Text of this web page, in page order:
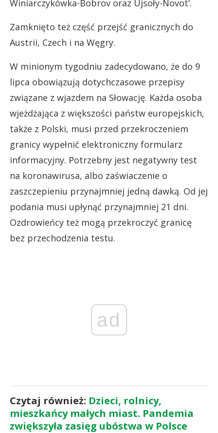
Winiarczykówka-Bobrov oraz Ujsoły-Novot’.
Zamknięto też część przejść granicznych do
Austrii, Czech i na Węgry.
W minionym tygodniu zadecydowano, że do 9
lipca obowiązują dotychczasowe przepisy
związane z wjazdem na Słowację. Każda osoba
wjeżdżająca z większości państw europejskich,
także z Polski, musi przed przekroczeniem
granicy wypełnić elektroniczny formularz
informacyjny. Potrzebny jest negatywny test
na koronawirusa, albo zaświaczenie o
zaszczepieniu przynajmniej jedną dawką. Od jej
podania musi upłynąć przynajmniej 21 dni.
Ozdrowieńcy też mogą przekroczyć granicę
bez przechodzenia testu.
ad
Czytaj również: Dzieci, rolnicy,
mieszkańcy małych miast. Pandemia
zwiększyła zasięg ubóstwa w Polsce